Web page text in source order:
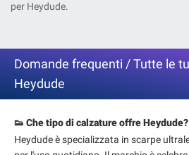
per Heydude.
Domande frequenti / Tutte le
Heydude
👟 Che tipo di calzature offre Heydude?
Heydude è specializzata in scarpe